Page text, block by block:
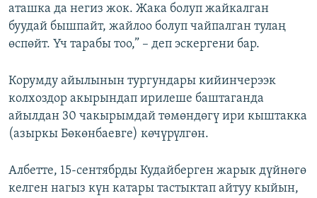
аташка да негиз жок. Жака болуп жайкалган
буудай бышпайт, жайлоо болуп чайпалган тулаң
өспөйт. Үч тарабы тоо,” – деп эскергени бар.
Корумду айылынын тургундары кийинчерээк
колхоздор акырындап ирилеше баштаганда
айылдан 30 чакырымдай төмөндөгү ири кыштакка
(азыркы Бөкөнбаевге) көчүрүлгөн.
Албетте, 15-сентябрды Кудайберген жарык дүйнөгө
келген нагыз күн катары тастыктап айтуу кыйын,